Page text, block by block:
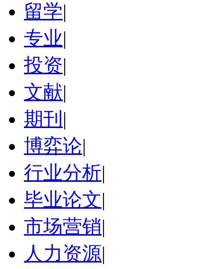
留学|
专业|
投资|
文献|
期刊 |
博弈论|
行业分析|
毕业论文|
市场营销|
人力资源|